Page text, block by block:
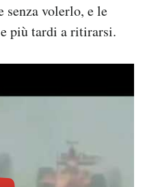
volerlo, e le
più tardi a ritirarsi.